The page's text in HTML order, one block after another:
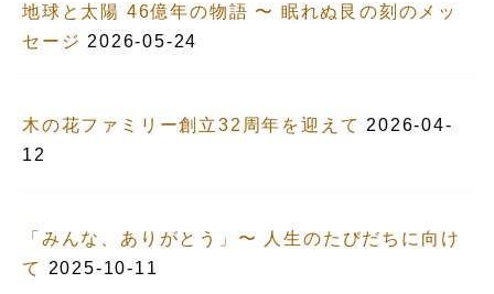
地球と太陽 46億年の物語 〜 眠れぬ艮の刻のメッ
セージ 2026-05-24
木の花ファミリー創立32周年を迎えて 2026-04-
12
「みんな、ありがとう」〜 人生のたびだちに向け
て
2025-10-11